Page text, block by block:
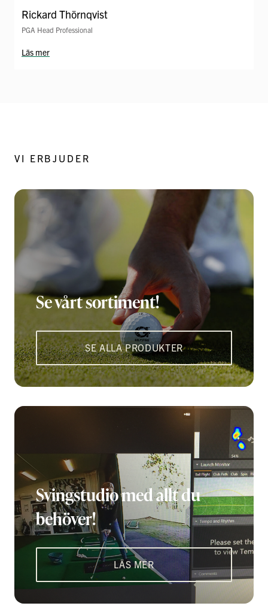
Rickard Thörnqvist
PGA Head Professional
Läs mer
VI ERBJUDER
Se vårt sortiment!
SE ALLA PRODUKTER
Svingstudio med allt du
behöver!
LÄS MER